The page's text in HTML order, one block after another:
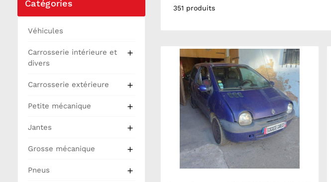
Catégories
Véhicules
Carrosserie intérieure et
divers

Carrosserie extérieure 
Petite mécanique 
Jantes 
Grosse mécanique 
Pneus 
351 produits